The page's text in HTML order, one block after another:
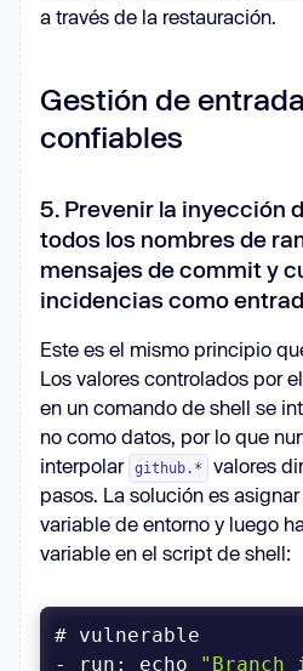
a través de la restauración.
Gestión de
confiables
5. Prevenir la inyección
todos los nombres de
mensajes de commit y
incidencias como
Este es el mismo principio
Los valores controlados por
en un comando de shell se
no como datos, por lo que
interpolar github.* valores
pasos. La solución es
variable de entorno y luego
variable en el script de shell:
- run: echo